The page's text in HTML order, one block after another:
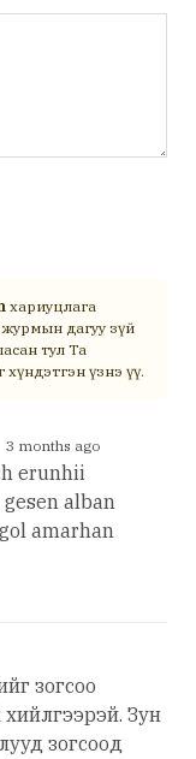
хариуцлага
дагуу зүй
тул Та
үзнэ үү.
months ago
erunhii
alban
amarhan
зогсоо
Зун
зогсоод